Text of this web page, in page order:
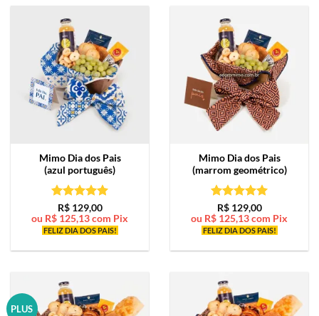
Mimo Dia dos Pais
(azul português)
Avaliação5
de 5
R$129,00
ou R$ 125,13com Pix
FELIZ DIA DOS PAIS!
Mimo Dia dos Pais
(marrom geométrico)
Avaliação5
de 5
R$129,00
ou R$ 125,13com Pix
FELIZ DIA DOS PAIS!
PLUS